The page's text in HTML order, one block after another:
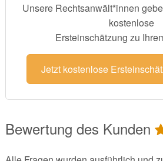
Unsere Rechtsanwält*innen
kostenlose
Ersteinschätzung zu
Jetzt kostenlose
Bewertung des Kunden